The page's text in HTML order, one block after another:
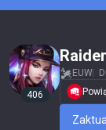
406
EUW